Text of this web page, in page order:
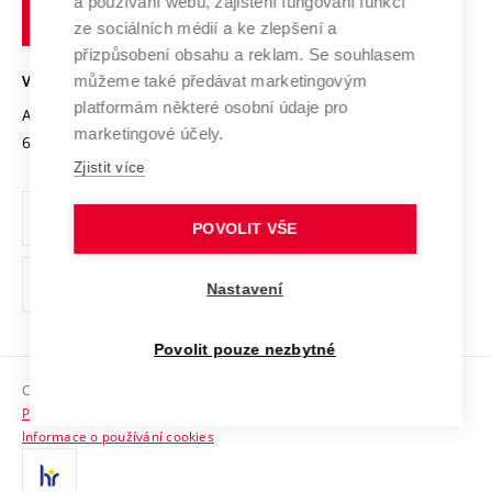
Open Science
Projekty
Projekty ze strukturálních fondů
Specifický výzkum
Mezinárodní dohody
Univerzitní sítě
Podnikavá univerzita / ContriBUTe
Bezpečná univerzita
Vyznamenání
Organizační struktura
Ochrana osobních údajů
odkaz)
Sociální bezpečí
HR Award
technické
VYSOKÉ UČENÍ TECHNICKÉ V BRNĚ
Antonínská 548/1
602 00 Brno
www.vut.cz
vut@vutbr.cz
Copyright © 2026 VUT
Prohlášení o přístupnosti
Informace o používání cookies
ze sociálních médií a ke zlepšení a
přizpůsobení obsahu a reklam. Se souhlasem
můžeme také předávat marketingovým
platformám některé osobní údaje pro
marketingové účely.
Zjistit více
POVOLIT VŠE
Nastavení
Povolit pouze nezbytné